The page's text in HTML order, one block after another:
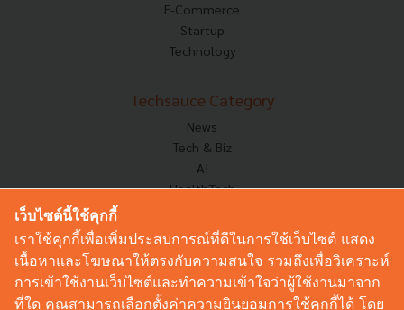
E-Commerce
Startup
Technology
Techsauce Category
News
Tech & Biz
AI
HealthTech
Corp Innov
Saucy Thoughts
Based On
Sustainable
เว็บไซต์นี้ใช้คุกกี้
เราใช้คุกกี้เพื่อเพิ่มประสบการณ์ที่ดีในการใช้เว็บไซต์ แสดง
เนื้อหาและโฆษณาให้ตรงกับความสนใจ รวมถึงเพื่อวิเคราะห์
การเข้าใช้งานเว็บไซต์และทำความเข้าใจว่าผู้ใช้งานมาจาก
ที่ใด คุณสามารถเลือกตั้งค่าความยินยอมการใช้คุกกี้ได้ โดย